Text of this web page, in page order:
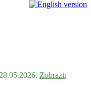
Zobrazit